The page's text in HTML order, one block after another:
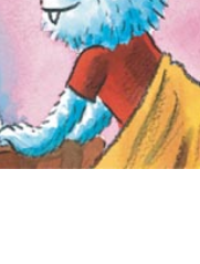
Fantasie
Spanning & griezelen